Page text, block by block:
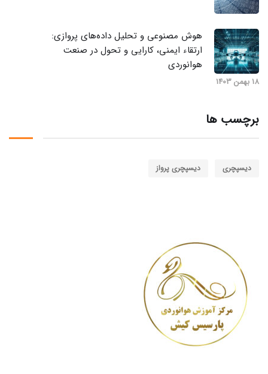
هوش مصنوعی و تحلیل داده‌های پروازی:
ارتقاء ایمنی، کارایی و تحول در صنعت
هوانوردی
18 بهمن 1403
برچسب ها
دیسپچری دیسپچری پرواز